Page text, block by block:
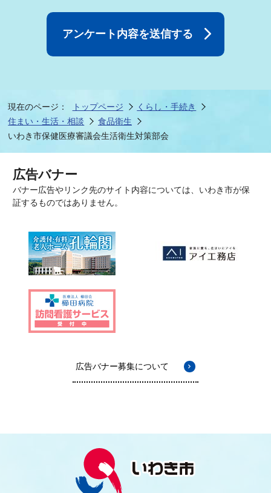
現在のページ： トップページ
くらし・手続き
住まい・生活・相談
食品衛生
いわき市保健医療審議会生活衛生対策部会
広告バナー
バナー広告やリンク先のサイト内容については、いわき市が保
証するものではありません。
広告バナー募集について